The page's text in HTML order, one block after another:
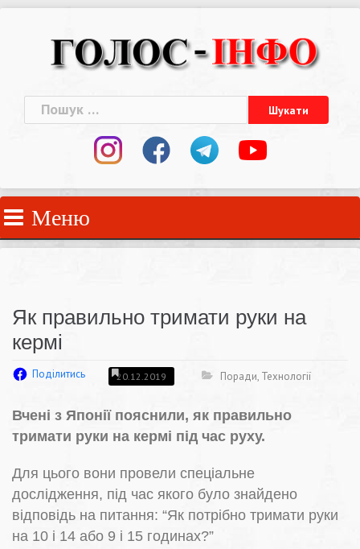
Пошук:
Меню
Як правильно тримати руки на
кермі
Поділитись 20.12.2019 Поради, Технології
Вчені з Японії пояснили, як правильно
тримати руки на кермі під час руху.
Для цього вони провели спеціальне
дослідження, під час якого було знайдено
відповідь на питання: “Як потрібно тримати руки
на 10 і 14 або 9 і 15 годинах?”